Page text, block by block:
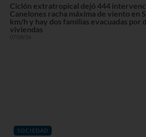
Ciclón extratropical dejó 444
Canelones racha máxima de viento en
km/h y hay dos familias evacuadas por
viviendas
07/08/26
SOCIEDAD